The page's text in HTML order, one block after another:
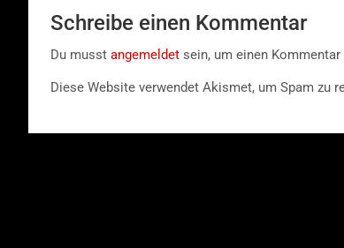
Schreibe einen Kommentar
Du musst angemeldet sein, um einen Kommentar
Diese Website verwendet Akismet, um Spam zu